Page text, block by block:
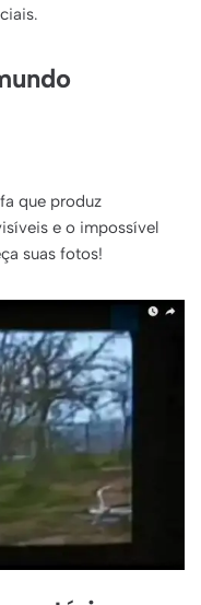
que produz
e o impossível
suas fotos!